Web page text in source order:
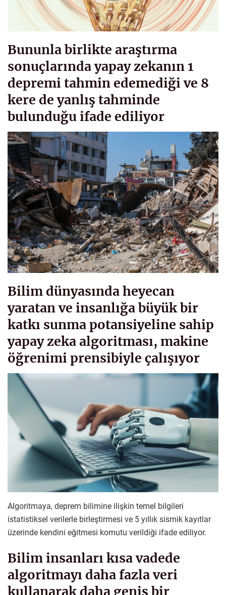
Bununla birlikte araştırma
sonuçlarında yapay zekanın 1
depremi tahmin edemediği ve 8
kere de yanlış tahminde
bulunduğu ifade ediliyor
Bilim dünyasında heyecan
yaratan ve insanlığa büyük bir
katkı sunma potansiyeline sahip
yapay zeka algoritması, makine
öğrenimi prensibiyle çalışıyor
Algoritmaya, deprem bilimine ilişkin temel bilgileri
istatistiksel verilerle birleştirmesi ve 5 yıllık sismik kayıtlar
üzerinde kendini eğitmesi komutu verildiği ifade ediliyor.
Bilim insanları kısa vadede
algoritmayı daha fazla veri
kullanarak daha geniş bir